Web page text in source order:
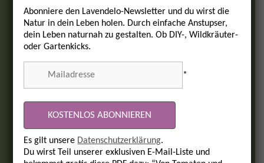
Abonniere den Lavendelo-Newsletter und du wirst die
Natur in dein Leben holen. Durch einfache Anstupser,
dein Leben naturnah zu gestalten. Ob DIY-, Wildkräuter-
oder Gartenkicks.
*
Es gilt unsere Datenschutzerklärung.
Du wirst Teil unserer exklusiven E-Mail-Liste und